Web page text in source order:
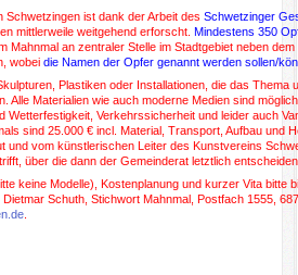
Schwetzingen ist dank der Arbeit desSchwetzinger
mittlerweile weitgehend erforscht.Mindestens 350
Mahnmal an zentraler Stelle im Stadtgebiet neben
wobeidie Namen der Opfer genannt werden sollen/
Plastiken oder Installationen, die das Thema
Alle Materialien wie auch moderne Medien sind
Wetterfestigkeit, Verkehrssicherheit und leider auch
sind 25.000 € incl. Material, Transport, Aufbau und
und vom künstlerischen Leiter des Kunstvereins
über die dann der Gemeinderat letztlich
keine Modelle), Kostenplanung und kurzer Vita bitte
Schuth, Stichwort Mahnmal, Postfach 1555,